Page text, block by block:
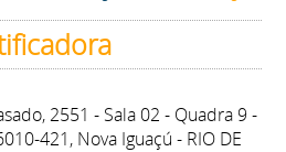
2551 - Sala 02 - Quadra 9 -
421, Nova Iguaçú - RIO DE